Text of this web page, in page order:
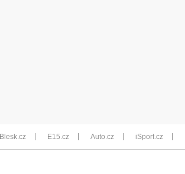
Blesk.cz E15.cz Auto.cz iSport.cz